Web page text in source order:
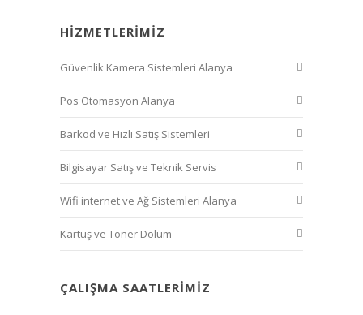
HIZMETLERIMIZ
Güvenlik Kamera Sistemleri Alanya
Pos Otomasyon Alanya
Barkod ve Hızlı Satış Sistemleri
Bilgisayar Satış ve Teknik Servis
Wifi internet ve Ağ Sistemleri Alanya
Kartuş ve Toner Dolum
ÇALIŞMA SAATLERIMIZ